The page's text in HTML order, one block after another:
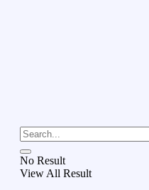
No Result
View All Result